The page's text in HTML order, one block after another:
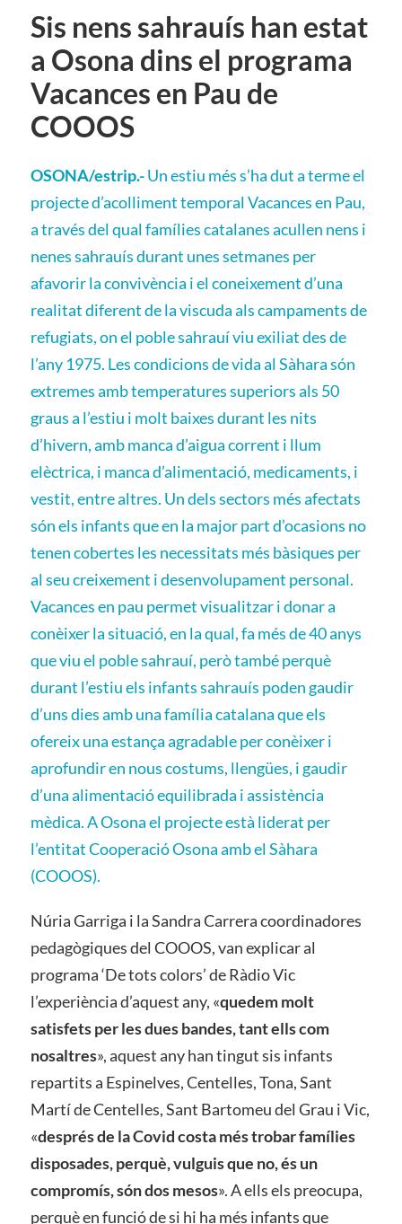
Sis nens sahrauís han estat
a Osona dins el programa
Vacances en Pau de
COOOS
OSONA/estrip.-Un estiu més s’ha dut a terme el
projecte d’acolliment temporal Vacances en Pau,
a través del qual famílies catalanes acullen nens i
nenes sahrauís durant unes setmanes per
afavorir la convivència i el coneixement d’una
realitat diferent de la viscuda als campaments de
refugiats, on el poble sahrauí viu exiliat des de
l’any 1975. Les condicions de vida al Sàhara són
extremes amb temperatures superiors als 50
graus a l’estiu i molt baixes durant les nits
d’hivern, amb manca d’aigua corrent i llum
elèctrica, i manca d’alimentació, medicaments, i
vestit, entre altres. Un dels sectors més afectats
són els infants que en la major part d’ocasions no
tenen cobertes les necessitats més bàsiques per
al seu creixement i desenvolupament personal.
Vacances en pau permet visualitzar i donar a
conèixer la situació, en la qual, fa més de 40 anys
que viu el poble sahrauí, però també perquè
durant l’estiu els infants sahrauís poden gaudir
d’uns dies amb una família catalana que els
ofereix una estança agradable per conèixer i
aprofundir en nous costums, llengües, i gaudir
d’una alimentació equilibrada i assistència
mèdica. A Osona el projecte està liderat per
l’entitat Cooperació Osona amb el Sàhara
(COOOS).
Núria Garriga i la Sandra Carrera coordinadores
pedagògiques del COOOS, van explicar al
programa ‘De tots colors’ de Ràdio Vic
l’experiència d’aquest any, «quedem molt
satisfets per les dues bandes, tant ells com
nosaltres», aquest any han tingut sis infants
repartits a Espinelves, Centelles, Tona, Sant
Martí de Centelles, Sant Bartomeu del Grau i Vic,
«després de la Covid costa més trobar famílies
disposades, perquè, vulguis que no, és un
compromís, són dos mesos». A ells els preocupa,
perquè en funció de si hi ha més infants que